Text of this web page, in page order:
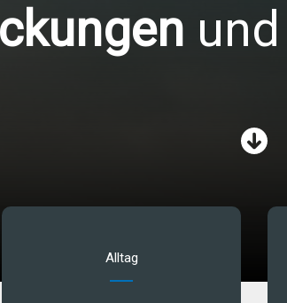
und
Alltag